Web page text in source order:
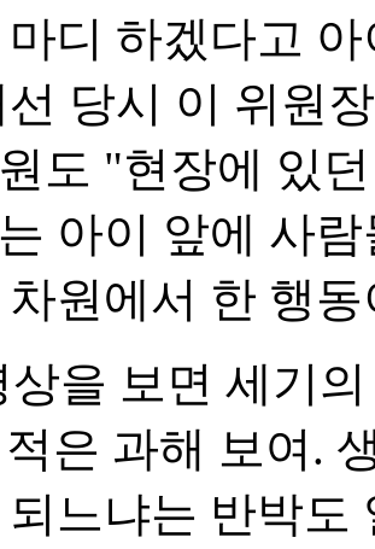
마디 하겠다고
당시 이 위원
도 "현장에 있
아이 앞에 사
차원에서 한 행
상을 보면 세기
은 과해 보여.
느냐는 반박도